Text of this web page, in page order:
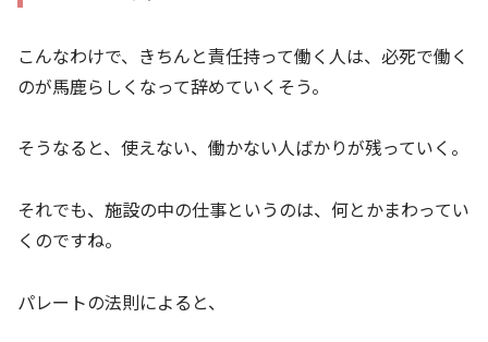
こんなわけで、きちんと責任持って働く人は、必死で働く
のが馬鹿らしくなって辞めていくそう。
そうなると、使えない、働かない人ばかりが残っていく。
それでも、施設の中の仕事というのは、何とかまわってい
くのですね。
パレートの法則によると、